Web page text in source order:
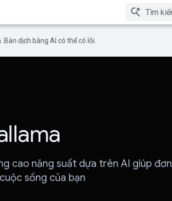
dịch bằng AI có thể có lỗi.
cao năng suất dựa trên AI giúp đơn
sống của bạn